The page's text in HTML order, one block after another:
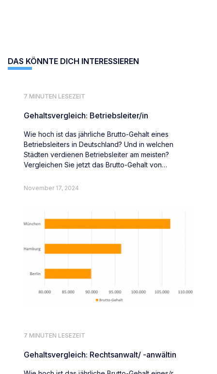
DAS KÖNNTE DICH INTERESSIEREN
7 MINUTEN LESEZEIT
Gehaltsvergleich: Betriebsleiter/in
Wie hoch ist das jährliche Brutto-Gehalt eines
Betriebsleiters in Deutschland? Und in welchen
Städten verdienen Betriebsleiter am meisten?
Vergleichen Sie jetzt das Brutto-Gehalt von
November 17, 2024
7 MINUTEN LESEZEIT
Gehaltsvergleich: Rechtsanwalt/ -anwältin